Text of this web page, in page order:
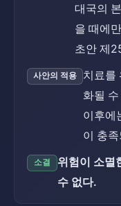
대국의
을 때에
초안 제
사안의 적용
치료를
화될
이후에
이 충
소결
위험이 소멸
수 없다.